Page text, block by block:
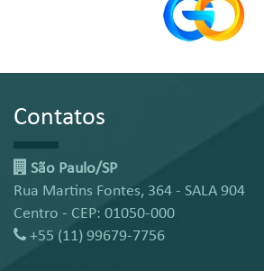
Contatos
São Paulo/SP
Rua Martins Fontes, 364 - SALA 904
Centro - CEP: 01050-000
+55 (11) 99679-7756